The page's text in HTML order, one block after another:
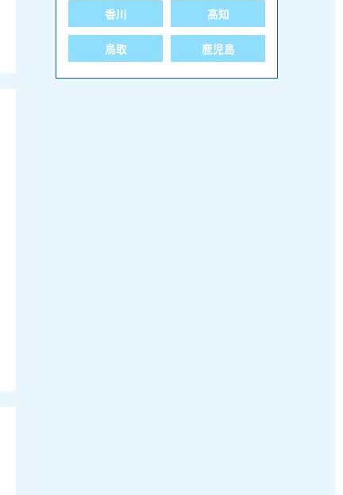
香川 高知
鳥取 鹿児島